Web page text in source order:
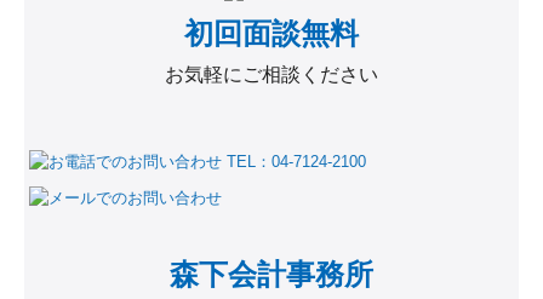
初回面談無料
お気軽にご相談ください
森下会計事務所